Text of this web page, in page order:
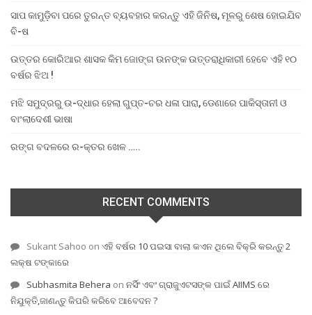
ସାପ କାମୁଡ଼ିବା ପରେ ତୁରନ୍ତ ବ୍ୟବହାର କରନ୍ତୁ ଏହି ଜିନିଷ, ମୂଳରୁ ଶେଷ ହୋଇଯିବ
ବି-ଷ
ଉତ୍ତର କୋରିଆର ଶାସକ କିମ ଜୋଙ୍ଗ ଉନଙ୍କ ଉତ୍ତରାଧିକାରୀ ହେବେ ଏହି ୧୦
ବର୍ଷର ଝିଅ !
ମଝି ସମୁଦ୍ରରୁ ଉ-ଦ୍ଧାର ହେଲା ଗୁପ୍ତ-ଚର ଧଳା ପାରା, ଡେଣାରେ ପାକିସ୍ତାନୀ ଓ
ବାଂଲାଦେଶୀ ଭାଷା
ରଙ୍ଗ ବଦଳରେ ର-କ୍ତର ଖେଳ …..
RECENT COMMENTS
Sukant Sahoo on ଏହି ବର୍ଷର 10 ପଇସା ବାଲା କଏନ ଥିଲେ ବିକ୍ରି କରନ୍ତୁ 2
ଲକ୍ଷ ଟଙ୍କାରେ
Subhasmita Behera on ନର୍ସିଂ ଏବଂ ଗ୍ରାଜୁଏଟସଙ୍କ ପାଇଁ AIIMS ରେ
ନିଯୁକ୍ତି,ଜାଣନ୍ତୁ କିପରି କରିବେ ଆବେଦନ ?